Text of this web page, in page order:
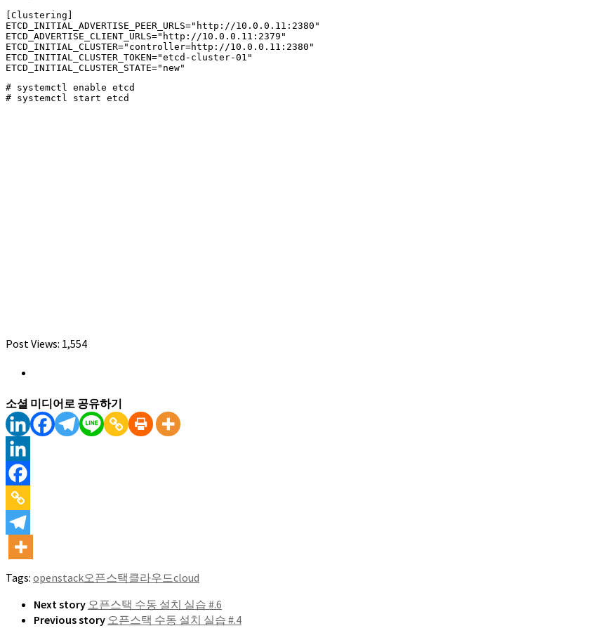
[Clustering]
ETCD_INITIAL_ADVERTISE_PEER_URLS="http://10.0.0.11:2380"
ETCD_ADVERTISE_CLIENT_URLS="http://10.0.0.11:2379"
ETCD_INITIAL_CLUSTER="controller=http://10.0.0.11:2380"
ETCD_INITIAL_CLUSTER_TOKEN="etcd-cluster-01"
ETCD_INITIAL_CLUSTER_STATE="new"
# systemctl enable etcd
# systemctl start etcd
Post Views: 1,554
소셜 미디어로 공유하기
Tags: openstack오픈스택클라우드cloud
Next story 오픈스택 수동 설치 실습 #.6
Previous story 오픈스택 수동 설치 실습 #.4